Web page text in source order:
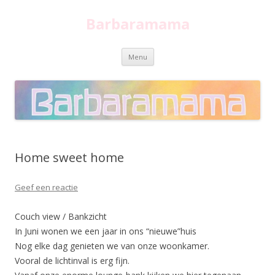
Barbaramama
Menu Spring
inhoud
Home sweet home
Geef een reactie
Couch view / Bankzicht
In Juni wonen we een jaar in ons “nieuwe”huis
Nog elke dag genieten we van onze woonkamer.
Vooral de lichtinval is erg fijn.